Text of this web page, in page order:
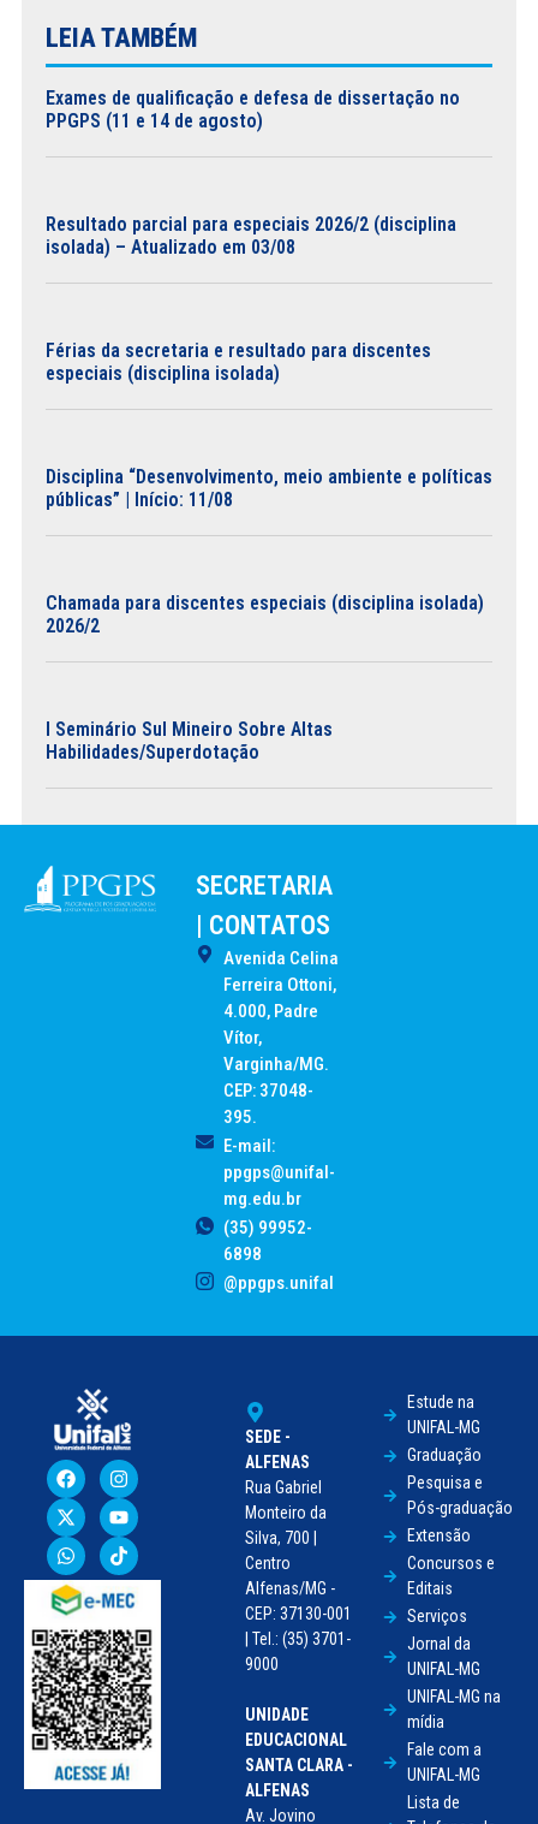
LEIA TAMBÉM
Exames de qualificação e defesa de dissertação no
PPGPS (11 e 14 de agosto)
Resultado parcial para especiais 2026/2 (disciplina
isolada) – Atualizado em 03/08
Férias da secretaria e resultado para discentes
especiais (disciplina isolada)
Disciplina “Desenvolvimento, meio ambiente e políticas
públicas” | Início: 11/08
Chamada para discentes especiais (disciplina isolada)
2026/2
I Seminário Sul Mineiro Sobre Altas
Habilidades/Superdotação
SECRETARIA
| CONTATOS
Avenida Celina
Ferreira Ottoni,
4.000, Padre
Vítor,
Varginha/MG.
CEP: 37048-
395.
E-mail:
ppgps@unifal-
mg.edu.br
(35) 99952-
6898
@ppgps.unifal
SEDE -
ALFENAS
Rua Gabriel
Monteiro da
Silva, 700 |
Centro
Alfenas/MG -
CEP: 37130-001
| Tel.: (35) 3701-
9000
UNIDADE
EDUCACIONAL
SANTA CLARA -
ALFENAS
Av. Jovino
Estude na
UNIFAL-MG
Graduação
Pesquisa e
Pós-graduação
Extensão
Concursos e
Editais
Serviços
Jornal da
UNIFAL-MG
UNIFAL-MG na
mídia
Fale com a
UNIFAL-MG
Lista de